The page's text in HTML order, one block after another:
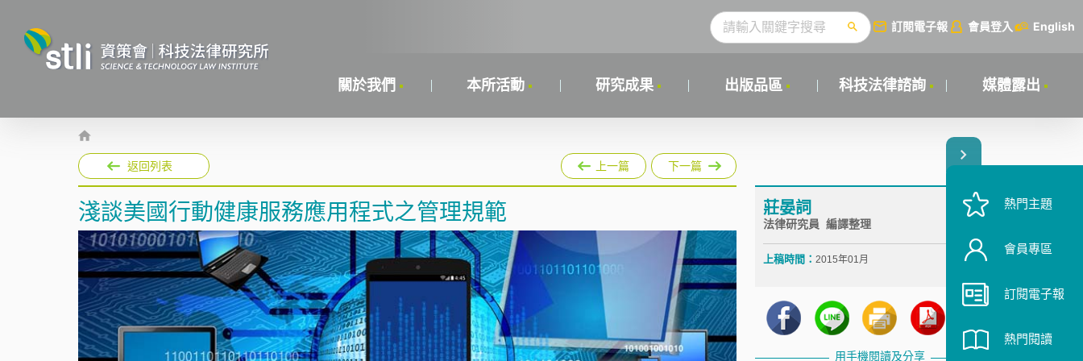
訂閱電子報 會員登入 English
關於我們 本所活動 研究成果 出版品區 科技法律諮詢 媒體露出
返回列表 上一篇 下一篇
淺談美國行動健康服務應用程式之管理規範 莊晏詞
法律研究員 編譯整理
上稿時間： 2015年01月
用手機閱讀及分享
熱門主題
會員專區
訂閱電子報
熱門閱讀